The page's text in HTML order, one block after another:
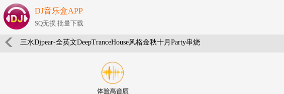
DJ音乐盒APP
SQ无损 批量下载
三水Djpear-全英文DeepTranceHouse风格金秋十月Party串烧